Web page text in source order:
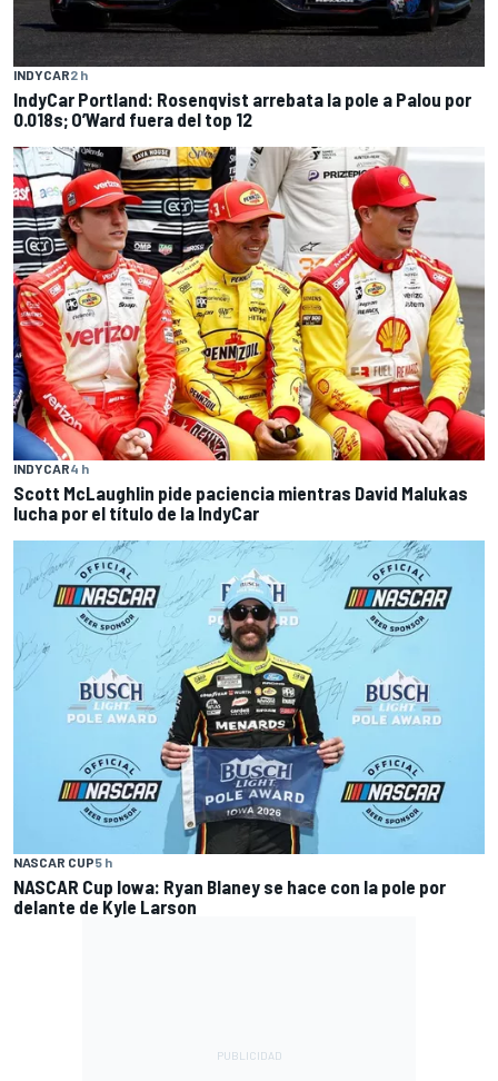
INDYCAR2 h
IndyCar Portland: Rosenqvist arrebata la pole a Palou por
0.018s; O’Ward fuera del top 12
INDYCAR4 h
Scott McLaughlin pide paciencia mientras David Malukas
lucha por el título de la IndyCar
NASCAR CUP5 h
NASCAR Cup Iowa: Ryan Blaney se hace con la pole por
delante de Kyle Larson